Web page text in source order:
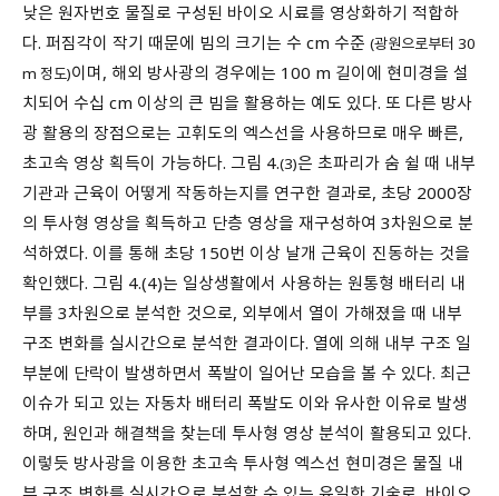
낮은 원자번호 물질로 구성된 바이오 시료를 영상화하기 적합하
다. 퍼짐각이 작기 때문에 빔의 크기는 수 cm 수준 (광원으로부터 30
m 정도)이며, 해외 방사광의 경우에는 100 m 길이에 현미경을 설
치되어 수십 cm 이상의 큰 빔을 활용하는 예도 있다. 또 다른 방사
광 활용의 장점으로는 고휘도의 엑스선을 사용하므로 매우 빠른,
초고속 영상 획득이 가능하다. 그림 4.(3)은 초파리가 숨 쉴 때 내부
기관과 근육이 어떻게 작동하는지를 연구한 결과로, 초당 2000장
의 투사형 영상을 획득하고 단층 영상을 재구성하여 3차원으로 분
석하였다. 이를 통해 초당 150번 이상 날개 근육이 진동하는 것을
확인했다. 그림 4.(4)는 일상생활에서 사용하는 원통형 배터리 내
부를 3차원으로 분석한 것으로, 외부에서 열이 가해졌을 때 내부
구조 변화를 실시간으로 분석한 결과이다. 열에 의해 내부 구조 일
부분에 단락이 발생하면서 폭발이 일어난 모습을 볼 수 있다. 최근
이슈가 되고 있는 자동차 배터리 폭발도 이와 유사한 이유로 발생
하며, 원인과 해결책을 찾는데 투사형 영상 분석이 활용되고 있다.
이렇듯 방사광을 이용한 초고속 투사형 엑스선 현미경은 물질 내